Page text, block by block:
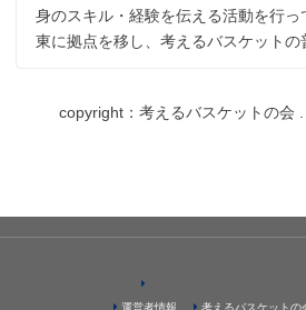
身のスキル・経験を伝える活動を行っ
東に拠点を移し、考えるバスケットの
copyright：考えるバスケットの会
運営者情報 考えるバスケットの